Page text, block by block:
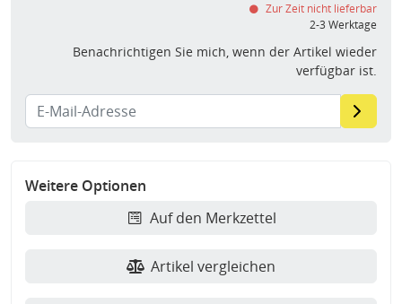
Zur Zeit nicht lieferbar
2-3 Werktage
Benachrichtigen Sie mich, wenn der Artikel wieder
verfügbar ist.
Weitere Optionen
Auf den Merkzettel
Artikel vergleichen